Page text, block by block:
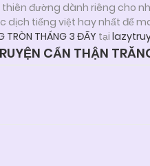
thiên đường dành riêng cho
dịch tiếng việt hay nhất để
TRÒN THÁNG 3 ĐẤY tại
CẨN THẬN